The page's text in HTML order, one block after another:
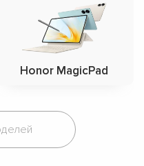
Honor MagicPad